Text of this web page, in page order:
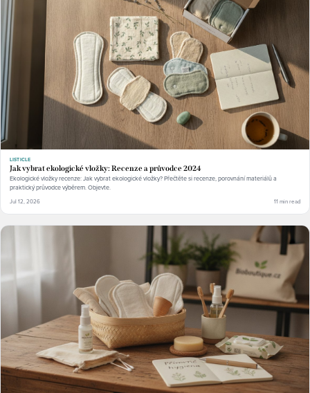
LISTICLE
Jak vybrat ekologické vložky: Recenze a průvodce 2024
Ekologické vložky recenze: Jak vybrat ekologické vložky? Přečtěte si recenze, porovnání materiálů a
praktický průvodce výběrem. Objevte.
Jul 12, 2026 11 min read